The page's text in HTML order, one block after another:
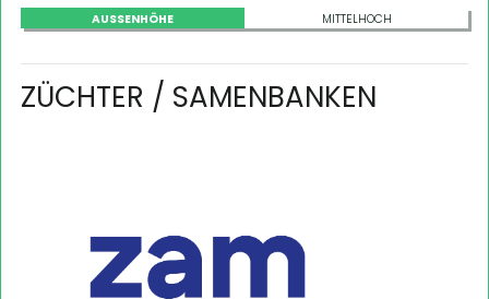
AUSSENHÖHE MITTELHOCH
ZÜCHTER / SAMENBANKEN